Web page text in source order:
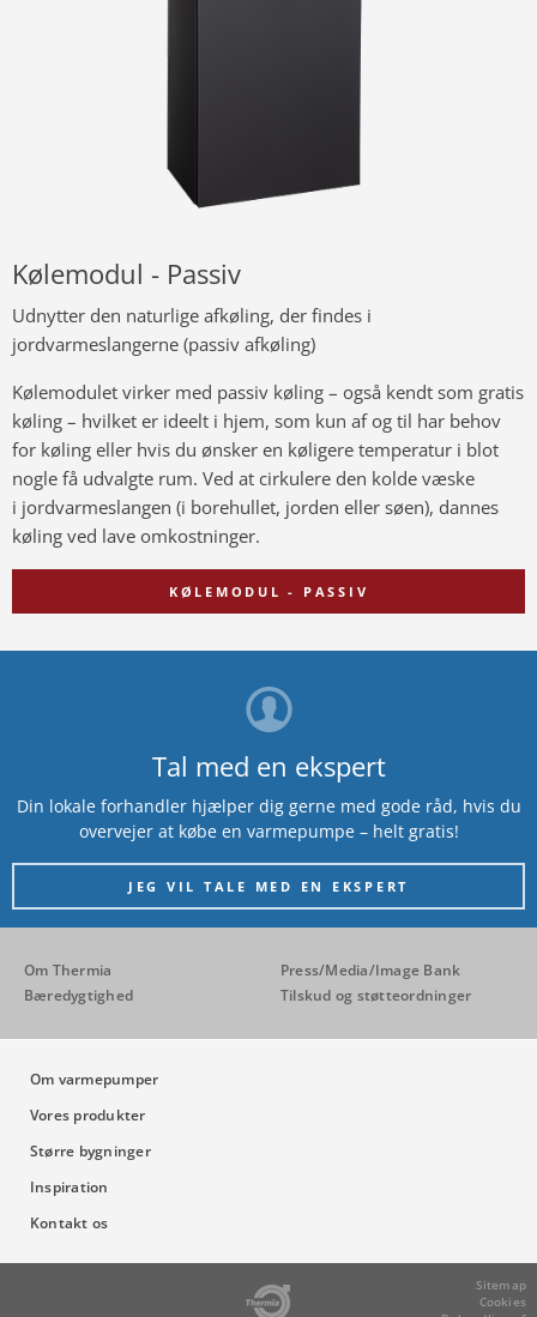
Kølemodul - Passiv
Udnytter den naturlige afkøling, der findes i
jordvarmeslangerne (passiv afkøling)
Kølemodulet virker med passiv køling – også kendt som gratis
køling – hvilket er ideelt i hjem, som kun af og til har behov
for køling eller hvis du ønsker en køligere temperatur i blot
nogle få udvalgte rum. Ved at cirkulere den kolde væske
i jordvarmeslangen (i borehullet, jorden eller søen), dannes
køling ved lave omkostninger.
KØLEMODUL - PASSIV
Tal med en ekspert
Din lokale forhandler hjælper dig gerne med gode råd, hvis du
overvejer at købe en varmepumpe – helt gratis!
JEG VIL TALE MED EN EKSPERT
Om Thermia
Press/Media/Image Bank
Bæredygtighed
Tilskud og støtteordninger
Om varmepumper
Vores produkter
Større bygninger
Inspiration
Kontakt os
Sitemap
Cookies